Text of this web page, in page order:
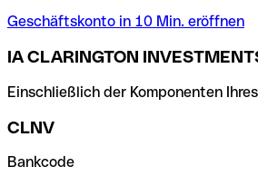
Geschäftskonto in 10 Min. eröffnen
IA CLARINGTON
Einschließlich der Komponenten
CLNV
Bankcode